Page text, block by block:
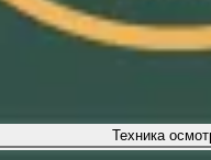
Техника